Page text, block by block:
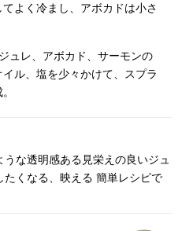
よく冷まし、アボカドは小さ
ュレ、アボカド、サーモンの
ル、塩を少々かけて、スプラ
な透明感ある見栄えの良いジュ
くなる、映える 簡単レシピで